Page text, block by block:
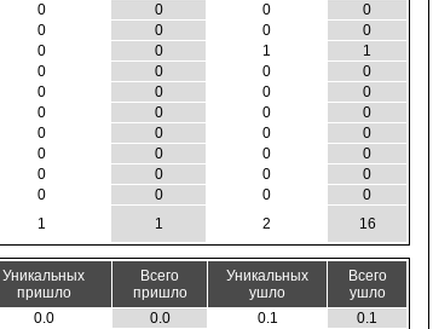
0 0 0
0
0 0 0
0
0 0 1
1
0 0 0
0
0 0 0
0
0 0 0
0
0 0 0
0
0 0 0
0
0 0 0
0
0 0 0
0
1 1 2 16
Уникальных
пришло
Всего
пришло
Уникальных
ушло
Всего
ушло
0.0 0.0 0.1
0.1